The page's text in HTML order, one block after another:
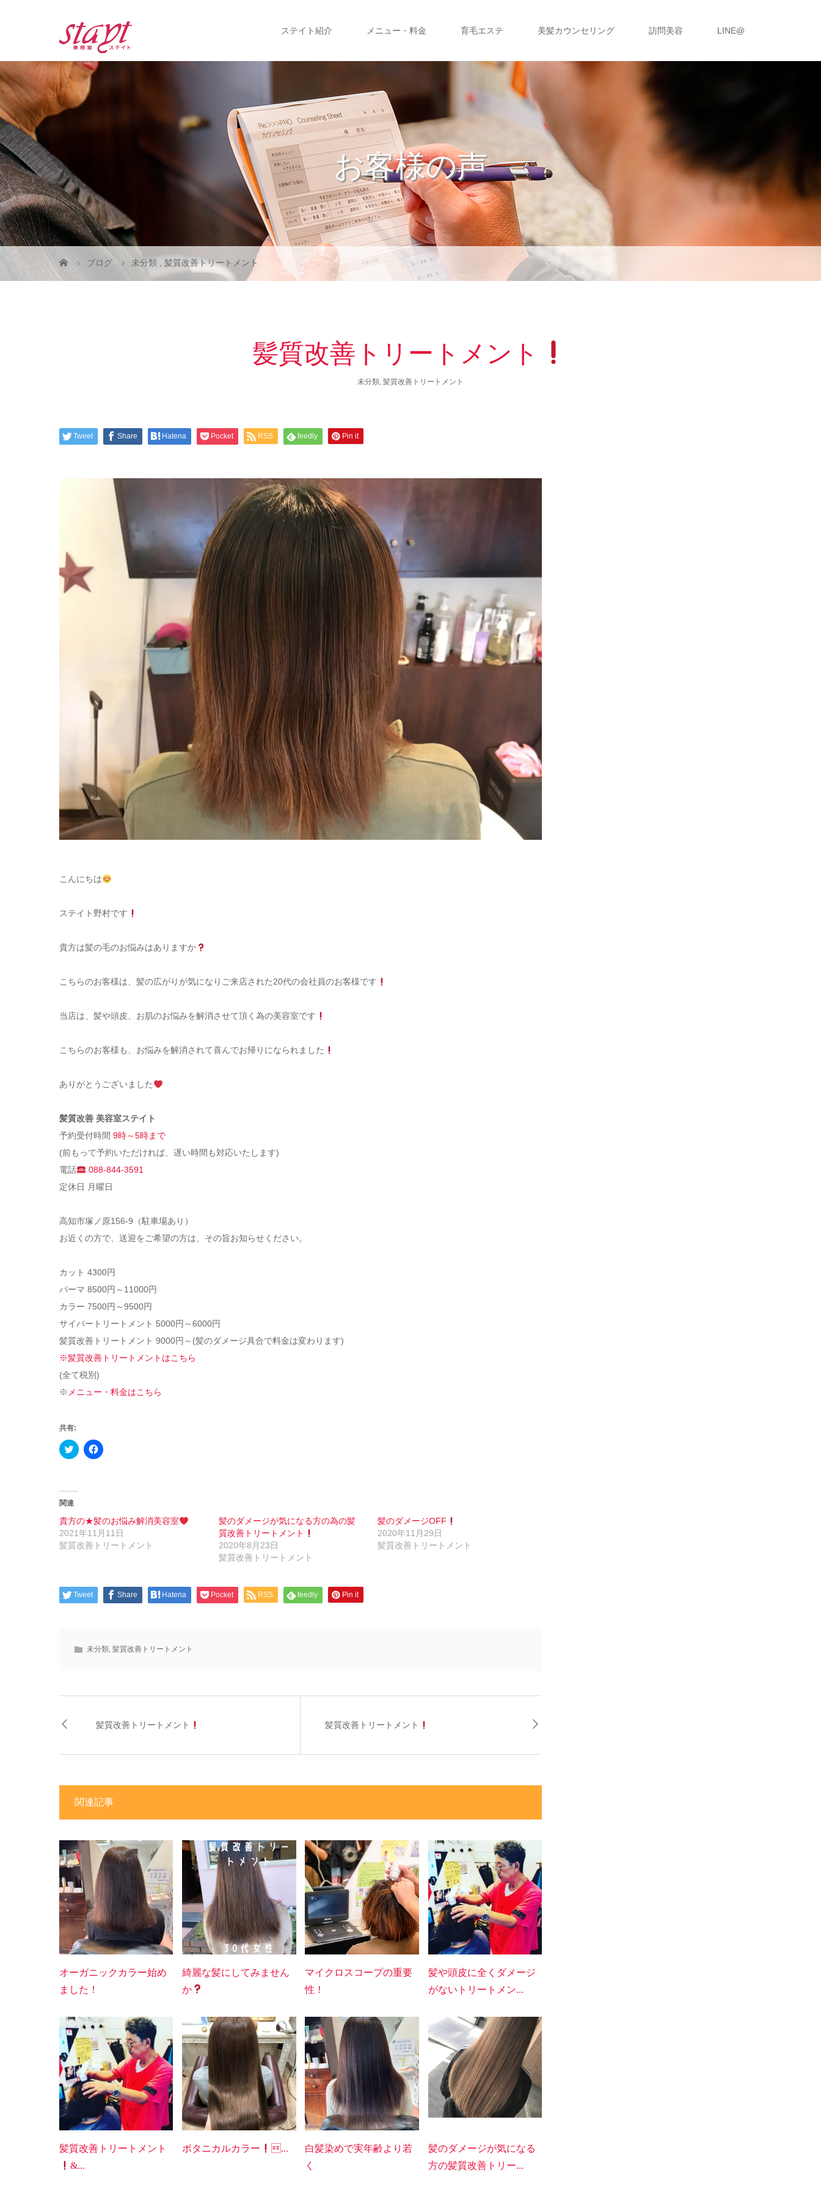
ステイト紹介 メニュー・料金 育毛エステ 美髪カウンセリング 訪問美容 LINE@
お客様の声
ブログ 未分類 髪質改善トリートメント
髪質改善トリートメント
未分類, 髪質改善トリートメント
Tweet Share Hatena Pocket RSS feedly Pin it
こんにちは
ステイト野村です
貴方は髪の毛のお悩みはありますか
こちらのお客様は、髪の広がりが気になりご来店された20代の会社員のお客様です
当店は、髪や頭皮、お肌のお悩みを解消させて頂く為の美容室です
こちらのお客様も、お悩みを解消されて喜んでお帰りになられました
ありがとうございました
髪質改善 美容室ステイト
予約受付時間 9時～5時まで
(前もって予約いただければ、遅い時間も対応いたします)
電話
088-844-3591
定休日 月曜日
高知市塚ノ原156-9（駐車場あり）
お近くの方で、送迎をご希望の方は、その旨お知らせください。
カット 4300円
パーマ 8500円～11000円
カラー 7500円～9500円
サイバートリートメント 5000円～6000円
髪質改善トリートメント 9000円～(髪のダメージ具合で料金は変わります)
※髪質改善トリートメントはこちら
(全て税別)
※ メニュー・料金はこちら
共有:
Click
to
ィ
ン
ド
ウ
で
Facebook
で
リ
ッ
ク
し
て
(新
い
ウ
で
関連
貴方の★髪のお悩み解消美容室
2021年11月11日
髪質改善トリートメント
髪のダメージが気になる方の為の髪
質改善トリートメント
2020年8月23日
髪質改善トリートメント
髪のダメージOFF
2020年11月29日
髪質改善トリートメント
Tweet Share Hatena Pocket RSS feedly Pin it
未分類, 髪質改善トリートメント
髪質改善トリートメント 髪質改善トリートメント
関連記事
オーガニックカラー始め
ました！
綺麗な髪にしてみません
か
マイクロスコープの重要
性！
髪や頭皮に全くダメージ
がないトリートメン...
髪質改善トリートメント
&...
ボタニカルカラー ...
白髪染めで実年齢より若
く
髪のダメージが気になる
方の髪質改善トリー...